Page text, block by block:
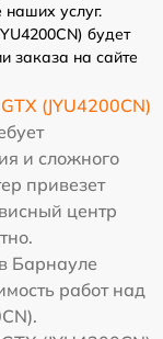
услуг.
будет
заказа на сайте
(JYU4200CN)
и сложного
привезет
центр
Барнауле
работ над